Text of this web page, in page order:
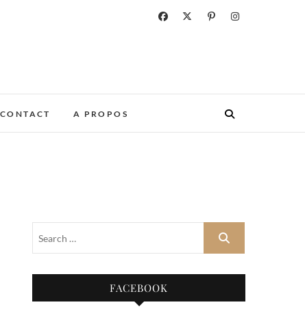
CONTACT A PROPOS
FACEBOOK